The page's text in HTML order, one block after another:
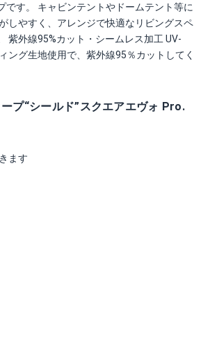
です。 キャビンテントやドームテント等に
しやすく、アレンジで快適なリビングスペ
紫外線95%カット・シームレス加工 UV-
ング生地使用で、紫外線95％カットしてく
プ“シールド”スクエアエヴォ Pro.
ます